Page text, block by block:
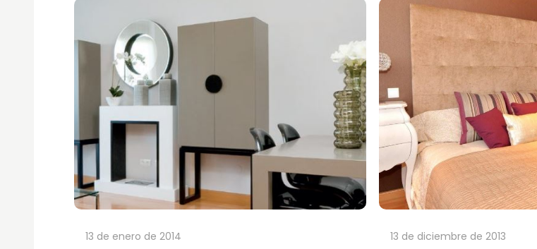
13 de enero de 2014 13 de diciembre de 2013